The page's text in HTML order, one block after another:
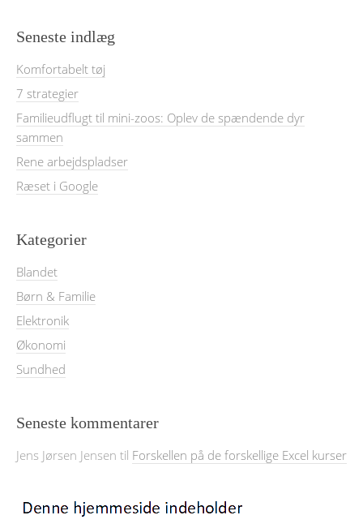
Seneste indlæg
Komfortabelt tøj
7 strategier
Familieudflugt til mini-zoos: Oplev de spændende dyr
sammen
Rene arbejdspladser
Ræset i Google
Kategorier
Blandet
Børn & Familie
Elektronik
Økonomi
Sundhed
Seneste kommentarer
Jens Jørsen Jensen til Forskellen på de forskellige Excel kurser